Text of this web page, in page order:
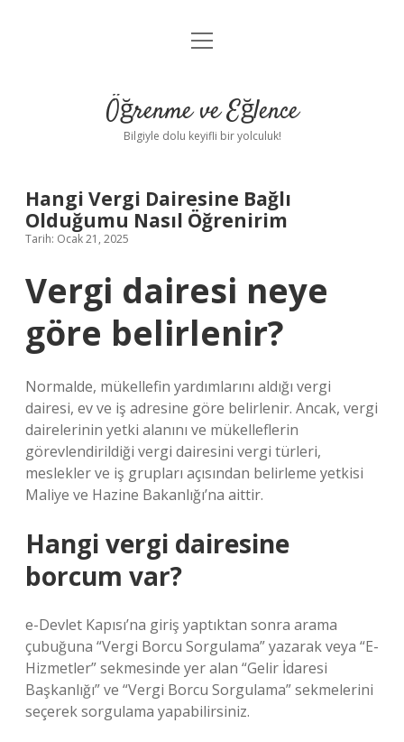
Anasayfa
Yasal Uyarı
menüyü
Öğrenme ve Eğlence
Bilgiyle dolu keyifli bir yolculuk!
Hangi Vergi Dairesine Bağlı
Olduğumu Nasıl Öğrenirim
Tarih: Ocak 21, 2025
Vergi dairesi neye
göre belirlenir?
Normalde, mükellefin yardımlarını aldığı vergi
dairesi, ev ve iş adresine göre belirlenir. Ancak, vergi
dairelerinin yetki alanını ve mükelleflerin
görevlendirildiği vergi dairesini vergi türleri,
meslekler ve iş grupları açısından belirleme yetkisi
Maliye ve Hazine Bakanlığı’na aittir.
Hangi vergi dairesine
borcum var?
e-Devlet Kapısı’na giriş yaptıktan sonra arama
çubuğuna “Vergi Borcu Sorgulama” yazarak veya “E-
Hizmetler” sekmesinde yer alan “Gelir İdaresi
Başkanlığı” ve “Vergi Borcu Sorgulama” sekmelerini
seçerek sorgulama yapabilirsiniz.